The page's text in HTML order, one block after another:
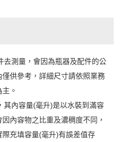
去測量，會因為瓶器及配件的公
供參考，詳細尺寸請依照業務
。
其內容量(毫升)是以水裝到滿容
內容物之比重及濃稠度不同，
充填容量(毫升)有誤差值存